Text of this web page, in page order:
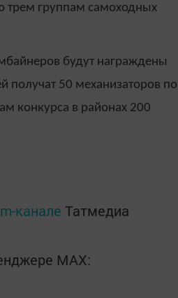
трем группам самоходных
будут награждены
получат 50 механизаторов по
конкурса в районах 200
канале Татмедиа
MАХ: